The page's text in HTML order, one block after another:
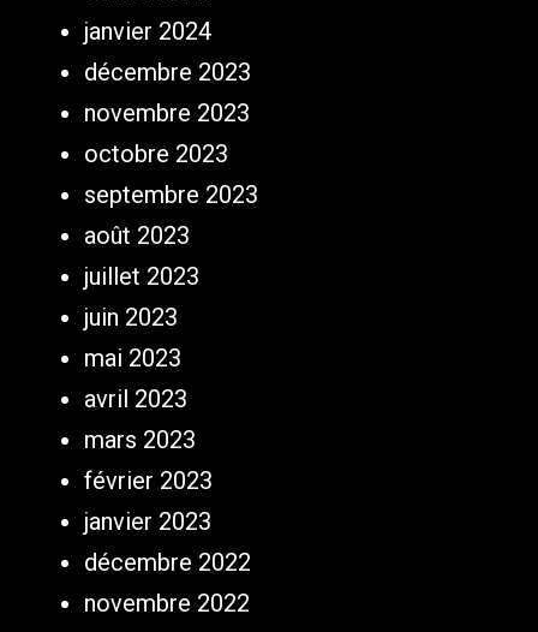
janvier 2024
décembre 2023
novembre 2023
octobre 2023
septembre 2023
août 2023
juillet 2023
juin 2023
mai 2023
avril 2023
mars 2023
février 2023
janvier 2023
décembre 2022
novembre 2022